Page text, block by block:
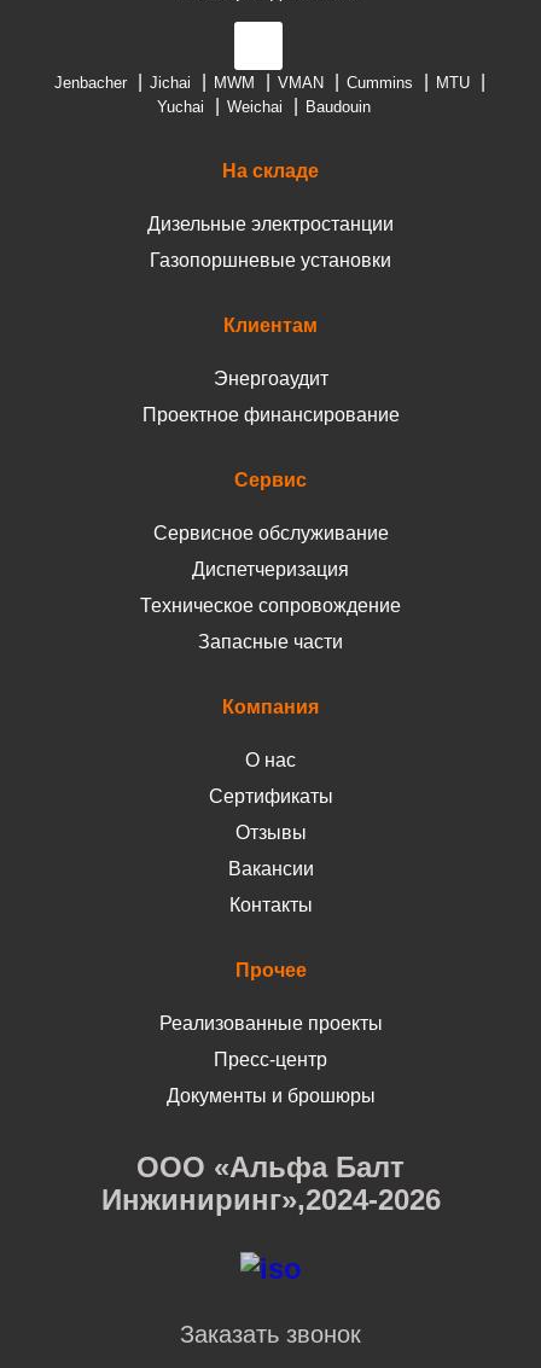
Jenbacher Jichai MWM VMAN Cummins
MTU
Yuchai
Weichai Baudouin
На складе
Дизельные электростанции
Газопоршневые установки
Клиентам
Энергоаудит
Проектное финансирование
Сервис
Сервисное обслуживание
Диспетчеризация
Техническое сопровождение
Запасные части
Компания
О нас
Сертификаты
Отзывы
Вакансии
Контакты
Прочее
Реализованные проекты
Пресс-центр
Документы и брошюры
ООО «Альфа Балт
Инжиниринг»,2024-2026
Заказать звонок